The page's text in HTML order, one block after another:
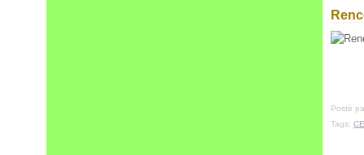
Posté
Tags: